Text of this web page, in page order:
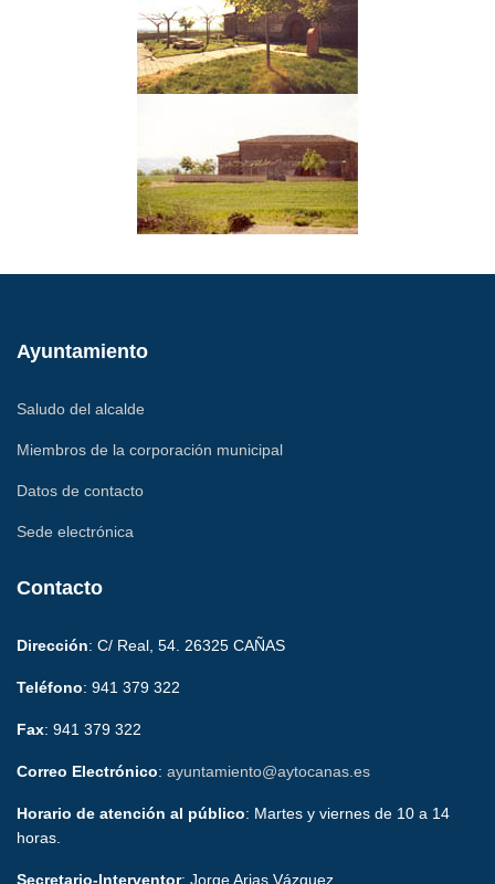
Ayuntamiento
Saludo del alcalde
Miembros de la corporación municipal
Datos de contacto
Sede electrónica
Contacto
Dirección: C/ Real, 54. 26325 CAÑAS
Teléfono: 941 379 322
Fax: 941 379 322
Correo Electrónico: ayuntamiento@aytocanas.es
Horario de atención al público: Martes y viernes de 10 a 14
horas.
Secretario-Interventor: Jorge Arias Vázquez